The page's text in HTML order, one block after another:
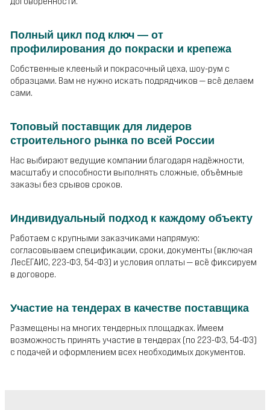
Полный цикл под ключ — от
профилирования до покраски и крепежа
Собственные клееный и покрасочный цеха, шоу-рум с
образцами. Вам не нужно искать подрядчиков — всё делаем
сами.
Топовый поставщик для лидеров
строительного рынка по всей России
Нас выбирают ведущие компании благодаря надёжности,
масштабу и способности выполнять сложные, объёмные
заказы без срывов сроков.
Индивидуальный подход к каждому объекту
Работаем с крупными заказчиками напрямую:
согласовываем спецификации, сроки, документы (включая
ЛесЕГАИС, 223-ФЗ, 54-ФЗ) и условия оплаты — всё фиксируем
в договоре.
Участие на тендерах в качестве поставщика
Размещены на многих тендерных площадках. Имеем
возможность принять участие в тендерах (по 223-ФЗ, 54-ФЗ)
с подачей и оформлением всех необходимых документов.